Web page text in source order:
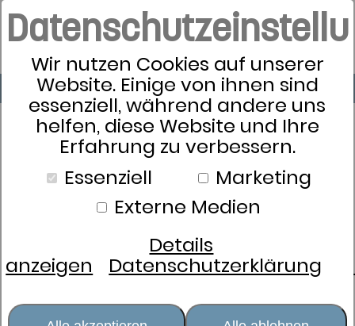
Wir nutzen Cookies auf unserer
Website. Einige von ihnen sind
essenziell, während andere uns
helfen, diese Website und Ihre
Erfahrung zu verbessern.
Essenziell
Marketing
Externe Medien
Details
anzeigen Datenschutzerklärung